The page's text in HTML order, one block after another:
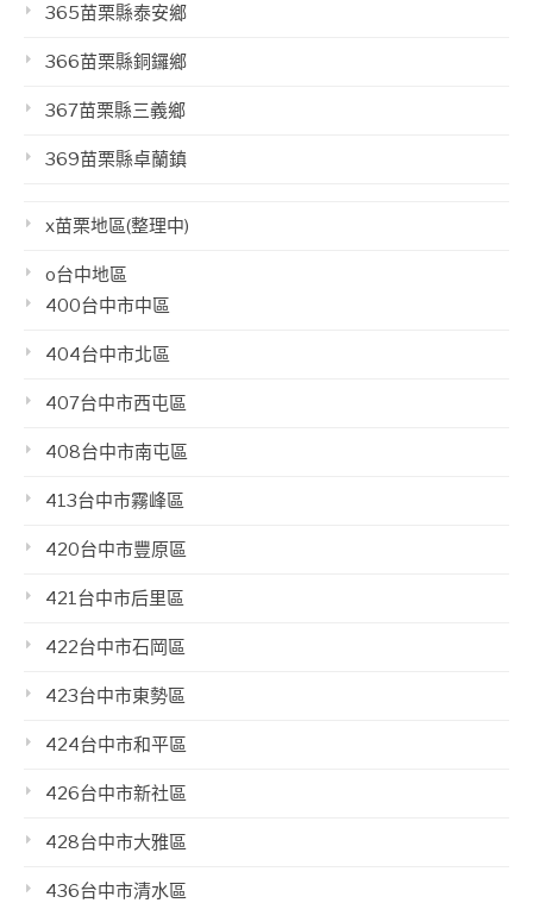
365苗栗縣泰安鄉
366苗栗縣銅鑼鄉
367苗栗縣三義鄉
369苗栗縣卓蘭鎮
x苗栗地區(整理中)
o台中地區
400台中市中區
404台中市北區
407台中市西屯區
408台中市南屯區
413台中市霧峰區
420台中市豐原區
421台中市后里區
422台中市石岡區
423台中市東勢區
424台中市和平區
426台中市新社區
428台中市大雅區
436台中市清水區